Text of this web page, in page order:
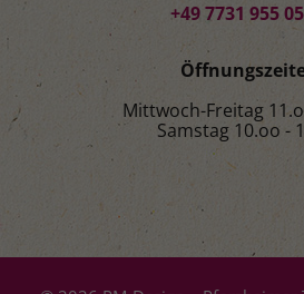
+49 7731 955
Mittwoch-Freitag
Samstag 10.oo -